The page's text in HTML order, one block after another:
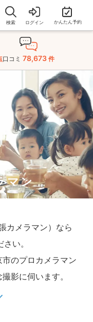
検索 ログイン かんたん予約
口コミ 78,673 件
マン
カメラマン）なら
い。
のプロカメラマン
影に伺います。